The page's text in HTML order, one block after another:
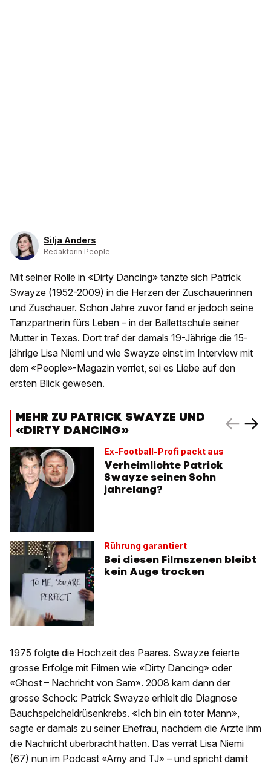
Silja Anders
Redaktorin People
Mit seiner Rolle in «Dirty Dancing» tanzte sich Patrick
Swayze (1952-2009) in die Herzen der Zuschauerinnen
und Zuschauer. Schon Jahre zuvor fand er jedoch seine
Tanzpartnerin fürs Leben – in der Ballettschule seiner
Mutter in Texas. Dort traf der damals 19-Jährige die 15-
jährige Lisa Niemi und wie Swayze einst im Interview mit
dem «People»-Magazin verriet, sei es Liebe auf den
ersten Blick gewesen.
MEHR ZU PATRICK SWAYZE UND
«DIRTY DANCING»
Ex-Football-Profi packt aus
Verheimlichte Patrick
Swayze seinen Sohn
jahrelang?
Rührung garantiert
Bei diesen Filmszenen bleibt
kein Auge trocken
1975 folgte die Hochzeit des Paares. Swayze feierte
grosse Erfolge mit Filmen wie «Dirty Dancing» oder
«Ghost – Nachricht von Sam». 2008 kam dann der
grosse Schock: Patrick Swayze erhielt die Diagnose
Bauchspeicheldrüsenkrebs. «Ich bin ein toter Mann»,
sagte er damals zu seiner Ehefrau, nachdem die Ärzte ihm
die Nachricht überbracht hatten. Das verrät Lisa Niemi
(67) nun im Podcast «Amy and TJ» – und spricht damit